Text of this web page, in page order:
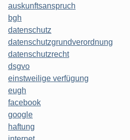
auskunftsanspruch
bgh
datenschutz
datenschutzgrundverordnung
datenschutzrecht
dsgvo
einstweilige verfügung
eugh
facebook
google
haftung